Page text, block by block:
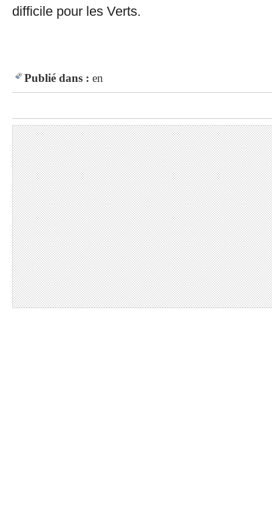
difficile pour les Verts.
Publié dans : en